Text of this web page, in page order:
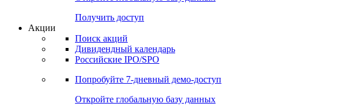
Попробуйте7-дневный
Откройте глобальную базу данных
Получить доступ
Акции
Поиск акций
Дивидендный календарь
Российские IPO/SPO